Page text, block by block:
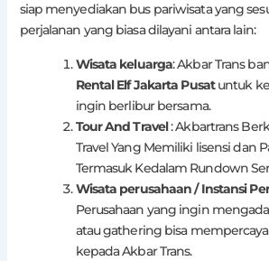
siap menyediakan bus pariwisata yang
perjalanan yang biasa dilayani antara lain:
Wisata keluarga: Akbar Trans
Rental Elf Jakarta Pusatuntuk
ingin berlibur bersama.
Tour And Travel: Akbartrans
Travel Yang Memiliki lisensi dan
Termasuk Kedalam Rundown
Wisata perusahaan / Instansi
Perusahaan yang ingin
atau gathering bisa
kepada Akbar Trans.